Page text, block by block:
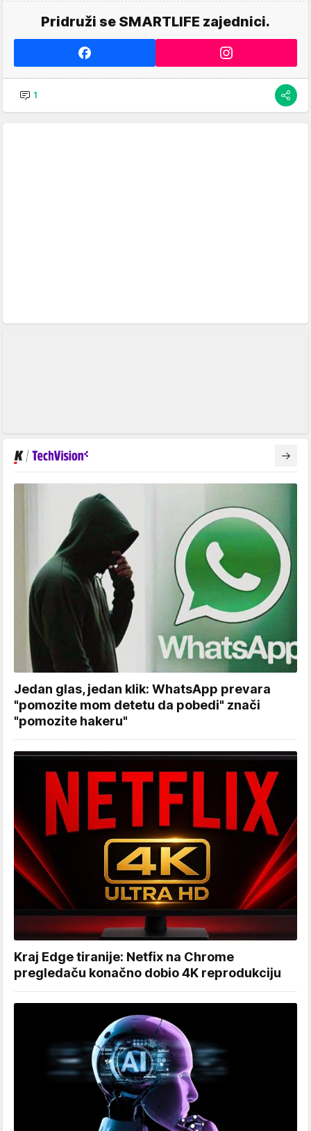
Pridruži se SMARTLIFE zajednici.
1
Jedan glas, jedan klik: WhatsApp prevara
"pomozite mom detetu da pobedi" znači
"pomozite hakeru"
Kraj Edge tiranije: Netfix na Chrome
pregledaču konačno dobio 4K reprodukciju